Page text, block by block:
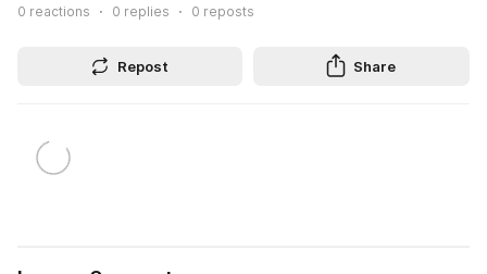
0 reactions 0 replies 0 reposts
Repost Share